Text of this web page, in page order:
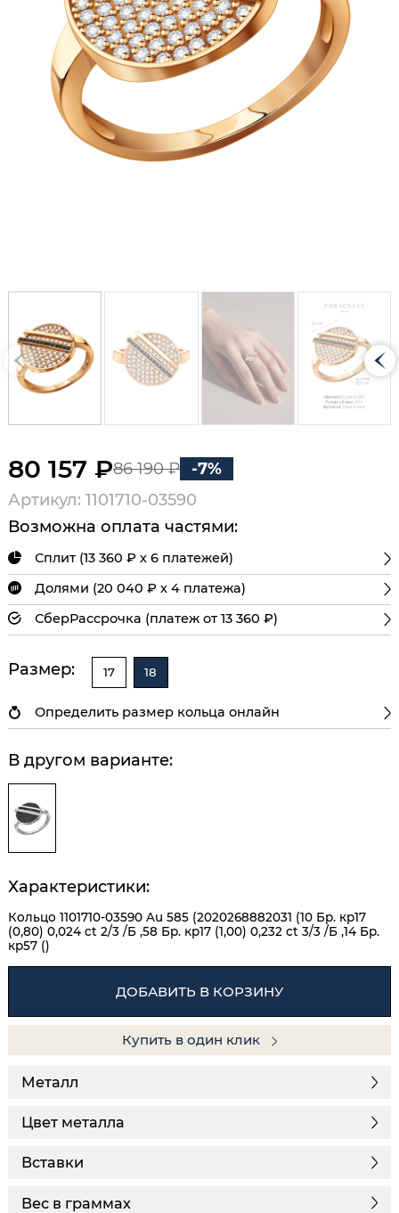
80 157 ₽86 190 ₽
-7%
Артикул: 1101710-03590
Возможна оплата частями:
Сплит (13 360 ₽ х 6 платежей)
Долями (20 040 ₽ х 4 платежа)
СберРассрочка (платеж от 13 360 ₽)
Размер: 17 18
Определить размер кольца онлайн
В другом варианте:
Характеристики:
Кольцо 1101710-03590 Au 585 (2020268882031 (10 Бр. кр17
(0,80) 0,024 ct 2/3 /Б ,58 Бр. кр17 (1,00) 0,232 ct 3/3 /Б ,14 Бр.
кр57 ()
ДОБАВИТЬ В КОРЗИНУ
Купить в один клик
Металл
Цвет металла
Вставки
Вес в граммах